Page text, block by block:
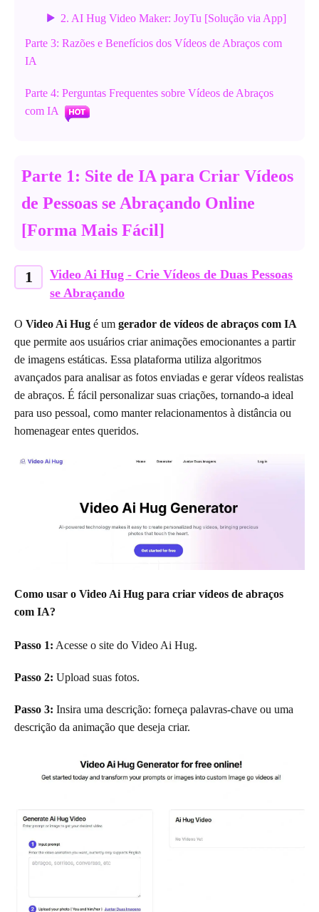
2. AI Hug Video Maker: JoyTu [Solução via App]
Parte 3: Razões e Benefícios dos Vídeos de Abraços com
IA
Parte 4: Perguntas Frequentes sobre Vídeos de Abraços
com IA
Parte 1: Site de IA para Criar Vídeos
de Pessoas se Abraçando Online
[Forma Mais Fácil]
1
Video Ai Hug - Crie Vídeos de Duas Pessoas
se Abraçando
O Video Ai Hug é um gerador de vídeos de abraços com IA
que permite aos usuários criar animações emocionantes a partir
de imagens estáticas. Essa plataforma utiliza algoritmos
avançados para analisar as fotos enviadas e gerar vídeos realistas
de abraços. É fácil personalizar suas criações, tornando-a ideal
para uso pessoal, como manter relacionamentos à distância ou
homenagear entes queridos.
Como usar o Video Ai Hug para criar vídeos de abraços
com IA?
Passo 1: Acesse o site do Video Ai Hug.
Passo 2: Upload suas fotos.
Passo 3: Insira uma descrição: forneça palavras-chave ou uma
descrição da animação que deseja criar.